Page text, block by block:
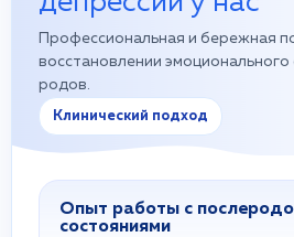
Профессиональная и бережная
восстановлении эмоционального
родов.
Клинический подход
Опыт работы с
состояниями